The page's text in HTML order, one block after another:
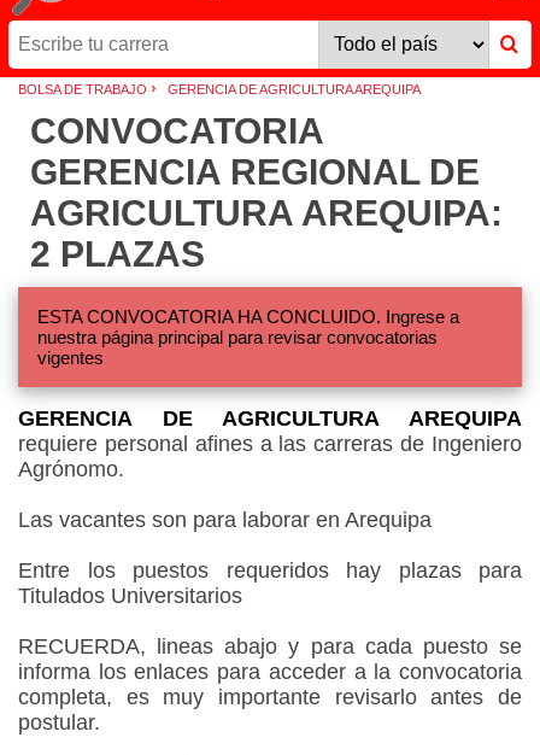
BOLSA DE TRABAJO › GERENCIA DE AGRICULTURA AREQUIPA
CONVOCATORIA
GERENCIA REGIONAL DE
AGRICULTURA AREQUIPA:
2 PLAZAS
ESTA CONVOCATORIA HA CONCLUIDO. Ingrese a
nuestra página principal para revisar convocatorias
vigentes
GERENCIA DE AGRICULTURA AREQUIPA
requiere personal afines a las carreras de Ingeniero
Agrónomo.
Las vacantes son para laborar en Arequipa
Entre los puestos requeridos hay plazas para
Titulados Universitarios
RECUERDA, lineas abajo y para cada puesto se
informa los enlaces para acceder a la convocatoria
completa, es muy importante revisarlo antes de
postular.